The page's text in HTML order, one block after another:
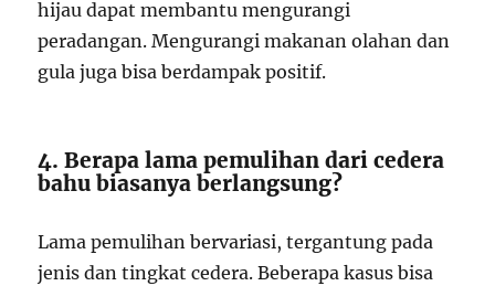
hijau dapat membantu mengurangi
peradangan. Mengurangi makanan olahan dan
gula juga bisa berdampak positif.
4. Berapa lama pemulihan dari cedera
bahu biasanya berlangsung?
Lama pemulihan bervariasi, tergantung pada
jenis dan tingkat cedera. Beberapa kasus bisa